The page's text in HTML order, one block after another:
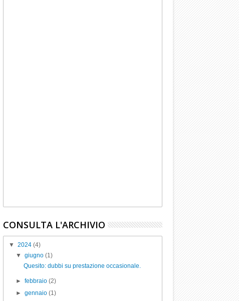
CONSULTA L'ARCHIVIO
▼ 2024 (4)
▼ giugno (1)
Quesito: dubbi su prestazione occasionale.
► febbraio (2)
► gennaio (1)